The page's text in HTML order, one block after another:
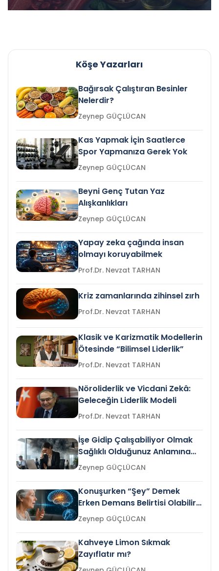
Köşe Yazarları
Bağırsak Çalıştıran Besinler
Nelerdir?
Zeynep GÜÇLÜCAN
Kas Yapmak İçin Saatlerce
Spor Yapmanıza Gerek Yok
Zeynep GÜÇLÜCAN
Beyni Genç Tutan Yaz
Alışkanlıkları
Zeynep GÜÇLÜCAN
Yapay zeka çağında insan
olmayı koruyabilmek
Prof.Dr. Nevzat TARHAN
Kriz zamanlarında zihinsel zırh
Prof.Dr. Nevzat TARHAN
Klasik ve Karizmatik Modellerin
Ötesinde “Bilimsel Liderlik”
Prof.Dr. Nevzat TARHAN
Nöroliderlik ve Vicdani Zekâ:
Geleceğin Liderlik Modeli
Prof.Dr. Nevzat TARHAN
İşe Gidip Çalışabiliyor Olmak
Sağlıklı Olduğunuz Anlamına
Gelir mi?Zeynep GÜÇLÜCAN
Konuşurken “Şey” Demek
Erken Demans Belirtisi Olabilir
mi?
Zeynep GÜÇLÜCAN
Kahveye Limon Sıkmak
Zayıflatır mı?